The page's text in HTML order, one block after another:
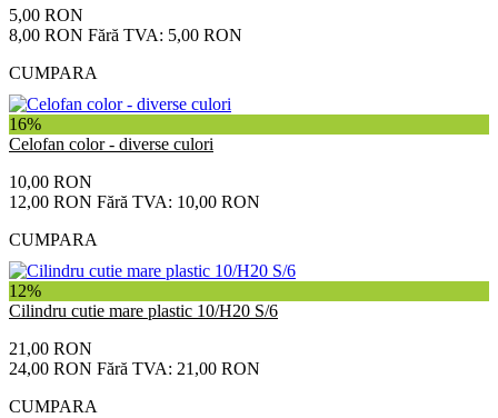
5,00 RON
8,00 RON Fără TVA: 5,00 RON
CUMPARA
16%
Celofan color - diverse culori
10,00 RON
12,00 RON Fără TVA: 10,00 RON
CUMPARA
12%
Cilindru cutie mare plastic 10/H20 S/6
21,00 RON
24,00 RON Fără TVA: 21,00 RON
CUMPARA